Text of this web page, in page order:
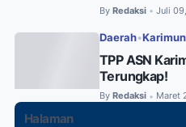
By Redaksi • Juli
Daerah•Karimun
TPP ASN
Terungkap!
By Redaksi • Maret
Halaman